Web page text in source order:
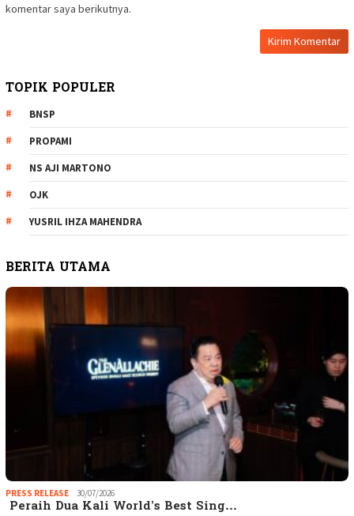
komentar saya berikutnya.
TOPIK POPULER
BNSP
PROPAMI
NS AJI MARTONO
OJK
YUSRIL IHZA MAHENDRA
BERITA UTAMA
PRESS RELEASE 30/07/2026
Peraih Dua Kali World’s Best Sing…